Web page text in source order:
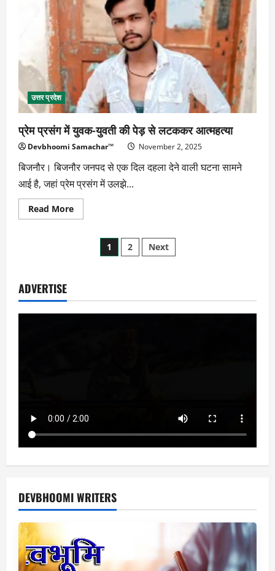
दरिंदगी,
नकाबपोश
फरार
उत्तर प्रदेश
प्रेम प्रसंग में युवक-युवती की पेड़ से लटककर आत्महत्या
Devbhoomi Samachar™ November 2, 2025
बिजनौर। बिजनौर जनपद से एक दिल दहला देने वाली घटना सामने
आई है, जहां प्रेम प्रसंग में उलझे...
Read MoreRead
more
लटककर
आत्महत्या
Posts
1 2 Next
ADVERTISE
DEVBHOOMI WRITERS